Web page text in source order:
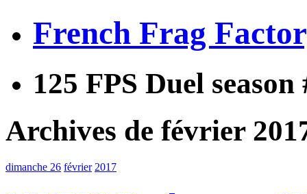
French Frag
125 FPS Duel
Archives de février
dimanche 26 février 2017